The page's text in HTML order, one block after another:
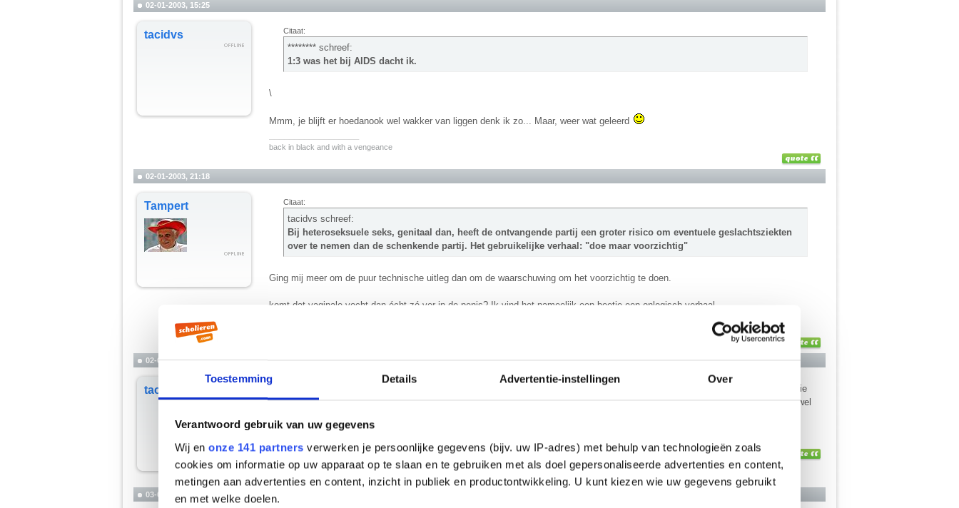
Toestemming Details Advertentie-instellingen Over
Verantwoord gebruik van uw gegevens
Wij en onze 141 partners verwerken je persoonlijke gegevens (bijv. uw IP-adres) met behulp van technologieën zoals
cookies om informatie op uw apparaat op te slaan en te gebruiken met als doel gepersonaliseerde advertenties en content,
metingen aan advertenties en content, inzicht in publiek en productontwikkeling. U kunt kiezen wie uw gegevens gebruikt
en met welke doelen.
02-01-2003, 15:25
tacidvs Citaat:
******** schreef:
1:3 was het bij AIDS dacht ik.
\
Mmm, je blijft er hoedanook wel wakker van liggen denk ik zo... Maar, weer wat geleerd
back in black and with a vengeance
02-01-2003, 21:18
Tampert Citaat:
tacidvs schreef:
Bij heteroseksuele seks, genitaal dan, heeft de ontvangende partij een groter risico om eventuele geslachtsziekten
over te nemen dan de schenkende partij. Het gebruikelijke verhaal: "doe maar voorzichtig"
Ging mij meer om de puur technische uitleg dan om de waarschuwing om het voorzichtig te doen.
komt dat vaginale vocht dan écht zó ver in de penis? Ik vind het nameelijk een beetje een onlogisch verhaal...
02-01-2003, 21:53
tacidvs
Die waarschuwing was meer voor de grap, zal er aan denken een smiley erbij te typen de volgende keer. Maar het is vooral theorie
indedaad, het is alleen bijzonder ongelukkig als het je overkomt. Er wordt zoveel met seropositieve mensen gecopuleerd, dat er wel
__________________
back in black and with a vengeance
03-01-2003, 09:48